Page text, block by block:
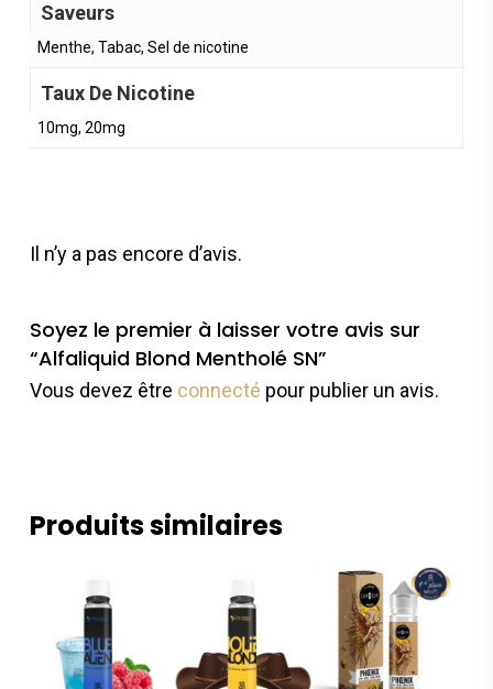
Saveurs
Menthe, Tabac, Sel de nicotine
Taux De Nicotine
10mg, 20mg
Il n’y a pas encore d’avis.
Soyez le premier à laisser votre avis sur
“Alfaliquid Blond Mentholé SN”
Vous devez être connecté pour publier un avis.
Produits similaires